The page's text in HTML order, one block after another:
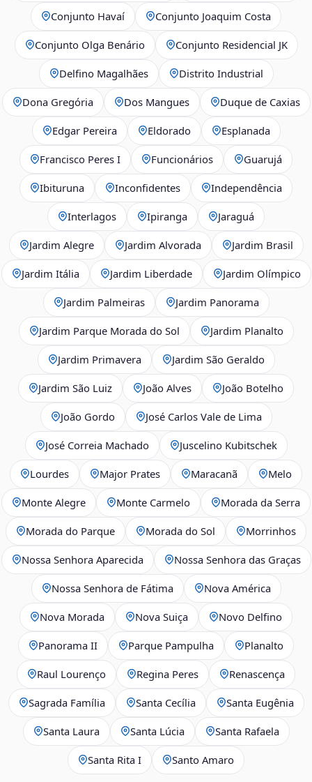
Conjunto Havaí Conjunto Joaquim Costa
Conjunto Olga Benário Conjunto Residencial JK
Delfino Magalhães Distrito Industrial
Dona Gregória Dos Mangues Duque de Caxias
Edgar Pereira Eldorado Esplanada
Francisco Peres I Funcionários Guarujá
Ibituruna Inconfidentes Independência
Interlagos Ipiranga Jaraguá
Jardim Alegre Jardim Alvorada Jardim Brasil
Jardim Itália Jardim Liberdade Jardim Olímpico
Jardim Palmeiras Jardim Panorama
Jardim Parque Morada do Sol Jardim Planalto
Jardim Primavera Jardim São Geraldo
Jardim São Luiz João Alves João Botelho
João Gordo José Carlos Vale de Lima
José Correia Machado Juscelino Kubitschek
Lourdes Major Prates Maracanã Melo
Monte Alegre Monte Carmelo Morada da Serra
Morada do Parque Morada do Sol Morrinhos
Nossa Senhora Aparecida Nossa Senhora das Graças
Nossa Senhora de Fátima Nova América
Nova Morada Nova Suiça Novo Delfino
Panorama II Parque Pampulha Planalto
Raul Lourenço Regina Peres Renascença
Sagrada Família Santa Cecília Santa Eugênia
Santa Laura Santa Lúcia Santa Rafaela
Santa Rita I Santo Amaro